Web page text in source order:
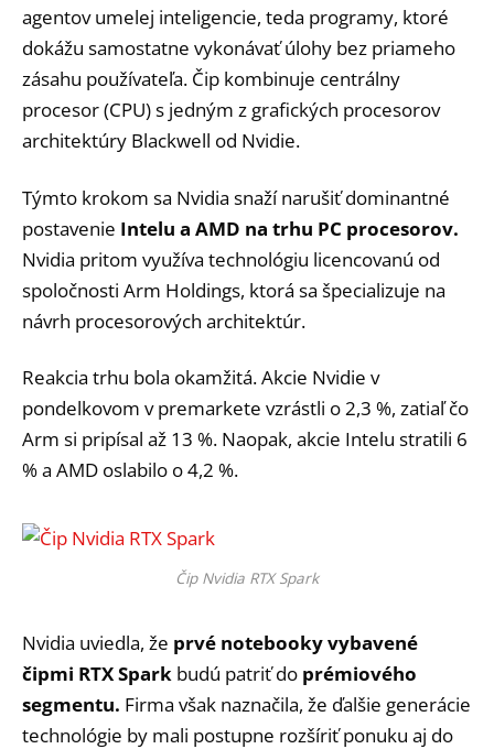
agentov umelej inteligencie, teda programy, ktoré
dokážu samostatne vykonávať úlohy bez priameho
zásahu používateľa. Čip kombinuje centrálny
procesor (CPU) s jedným z grafických procesorov
architektúry Blackwell od Nvidie.
Týmto krokom sa Nvidia snaží narušiť dominantné
postavenie Intelu a AMD na trhu PC procesorov.
Nvidia pritom využíva technológiu licencovanú od
spoločnosti Arm Holdings, ktorá sa špecializuje na
návrh procesorových architektúr.
Reakcia trhu bola okamžitá. Akcie Nvidie v
pondelkovom v premarkete vzrástli o 2,3 %, zatiaľ čo
Arm si pripísal až 13 %. Naopak, akcie Intelu stratili 6
% a AMD oslabilo o 4,2 %.
Čip Nvidia RTX Spark
Nvidia uviedla, že prvé notebooky vybavené
čipmi RTX Spark budú patriť do prémiového
segmentu. Firma však naznačila, že ďalšie generácie
technológie by mali postupne rozšíriť ponuku aj do